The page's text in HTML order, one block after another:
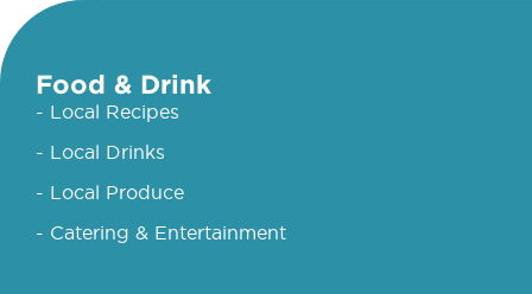
Food & Drink
- Local Recipes
- Local Drinks
- Local Produce
- Catering & Entertainment